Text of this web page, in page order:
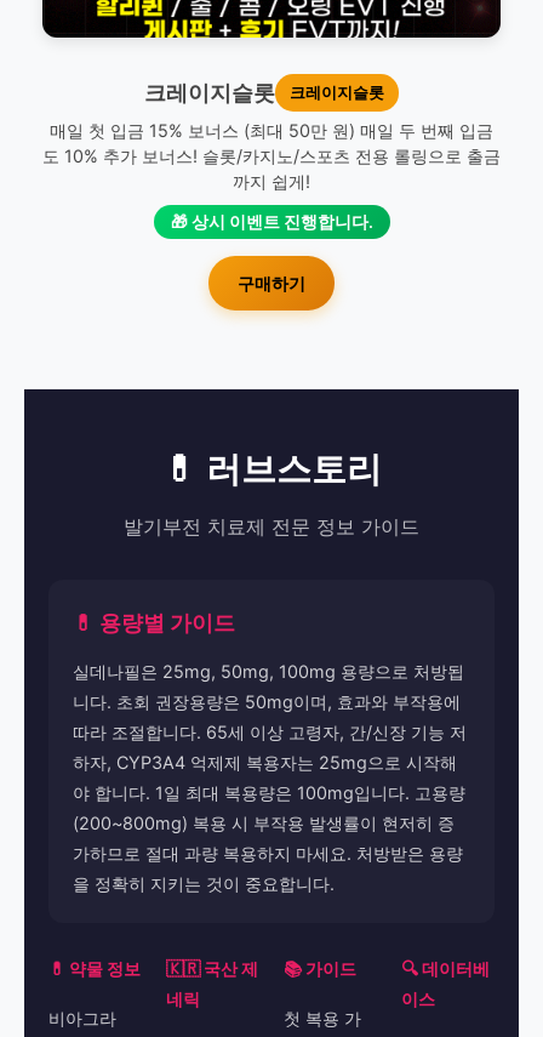
크레이지슬롯 크레이지슬롯
매일 첫 입금 15% 보너스 (최대 50만 원) 매일 두 번째 입금
도 10% 추가 보너스! 슬롯/카지노/스포츠 전용 롤링으로 출금
까지 쉽게!
🎁 상시 이벤트 진행합니다.
구매하기
💊 러브스토리
발기부전 치료제 전문 정보 가이드
💊 용량별 가이드
실데나필은 25mg, 50mg, 100mg 용량으로 처방됩
니다. 초회 권장용량은 50mg이며, 효과와 부작용에
따라 조절합니다. 65세 이상 고령자, 간/신장 기능 저
하자, CYP3A4 억제제 복용자는 25mg으로 시작해
야 합니다. 1일 최대 복용량은 100mg입니다. 고용량
(200~800mg) 복용 시 부작용 발생률이 현저히 증
가하므로 절대 과량 복용하지 마세요. 처방받은 용량
을 정확히 지키는 것이 중요합니다.
💊 약물 정보
비아그라
🇰🇷 국산 제
네릭
📚 가이드
첫 복용 가
🔍 데이터베
이스